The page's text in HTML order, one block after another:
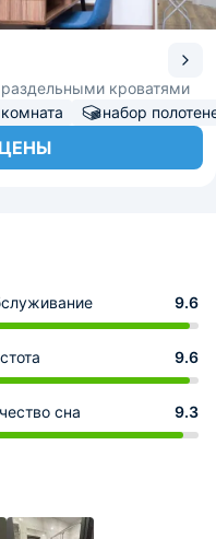
кроватями
набор
9.6
9.6
сна 9.3